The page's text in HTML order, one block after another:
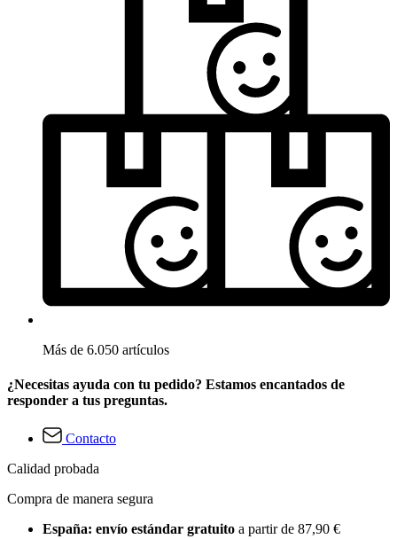
Más de 6.050 artículos
¿Necesitas ayuda con tu pedido? Estamos encantados de
responder a tus preguntas.
Contacto
Calidad probada
Compra de manera segura
España: envío estándar gratuito a partir de 87,90 €